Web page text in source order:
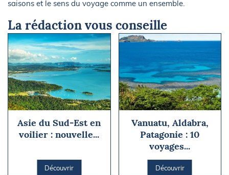
saisons et le sens du voyage comme un ensemble.
La rédaction vous conseille
Asie du Sud-Est en
voilier : nouvelle...
Découvrir
Vanuatu, Aldabra,
Patagonie : 10
voyages...
Découvrir